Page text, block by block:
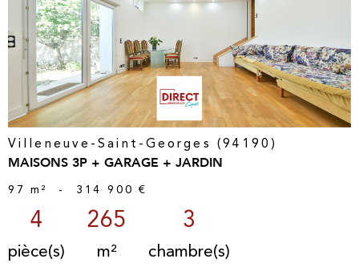
voir le
bien
Villeneuve-Saint-Georges (94190)
MAISONS 3P + GARAGE + JARDIN
97 m² - 314 900 €
4
pièce(s)
265
m²
3
chambre(s)